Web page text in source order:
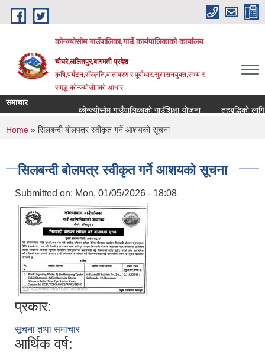
Skip to main content
कोन्ज्योसोम गाउँपालिका,गाउँ कार्यपालिकाको कार्यालय
चौघरे,ललितपुर,बागमती प्रदेश
कृषि,पर्यटन,सँस्कृति,वातावरण र पूर्वाधार:सुशासनयुक्त,सभ्य र
समृद्ध कोन्ज्योसोमको आधार
समाचार
कोन्ज्योसोम गाउँपालिकाको गाउँशिक्षा योजना
तहबृद्धिको
You are here
Home » सिलबन्दी बोलपत्र स्वीकृत गर्ने आशयको सूचना
सिलबन्दी बोलपत्र स्वीकृत गर्ने आशयको सूचना
Submitted on: Mon, 01/05/2026 - 18:08
प्रकार:
सूचना तथा समाचार
आर्थिक वर्ष: